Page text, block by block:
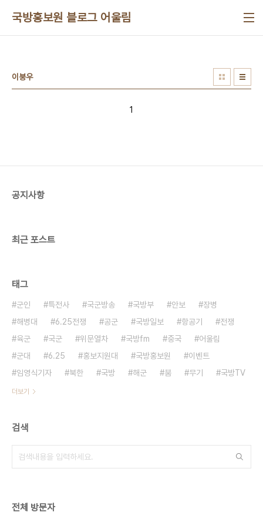
국방홍보원 블로그 어울림
이붕우
1
공지사항
최근 포스트
태그
군인 특전사 국군방송 국방부 안보
장병
해병대
6.25전쟁 공군 국방일보 항공기
전쟁
육군
국군 위문열차 국방fm 중국
어울림
군대
6.25 홍보지원대 국방홍보원
이벤트
임영식기자
북한 국방 해군 붐 무기 국방TV
더보기
검색
전체 방문자